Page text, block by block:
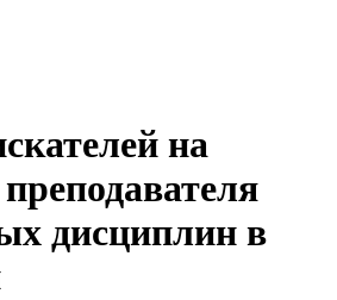
на
дисциплин в